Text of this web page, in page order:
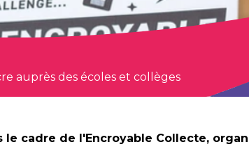
auprès des écoles et collèges
cadre de l'Encroyable Collecte,